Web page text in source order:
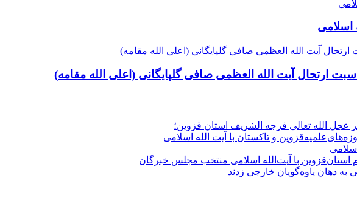
اسلامی
ارتحال آیت الله العظمی صافی گلپایگانی (اعلی الله مقامه)
عجل الله تعالی فرجه الشریف استان قزوین؛
و تاکستان با آیت الله اسلامی
استان‌قزوین با آیت‌الله‌ اسلامی منتخب مجلس‌ خبرگان
دهان یاوه‌گویان خارجی زدند